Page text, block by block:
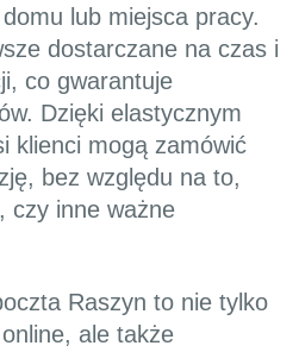
lub miejsca pracy.
dostarczane na czas i
co gwarantuje
Dzięki elastycznym
klienci mogą zamówić
bez względu na to,
czy inne ważne
Raszyn to nie tylko
ale także